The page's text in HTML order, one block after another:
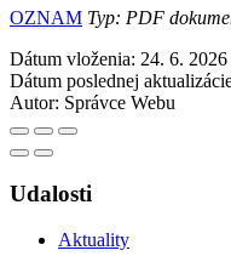
OZNAM Typ: PDF
Dátum vloženia: 24. 6.
Dátum poslednej
Autor: Správce Webu
Udalosti
Aktuality